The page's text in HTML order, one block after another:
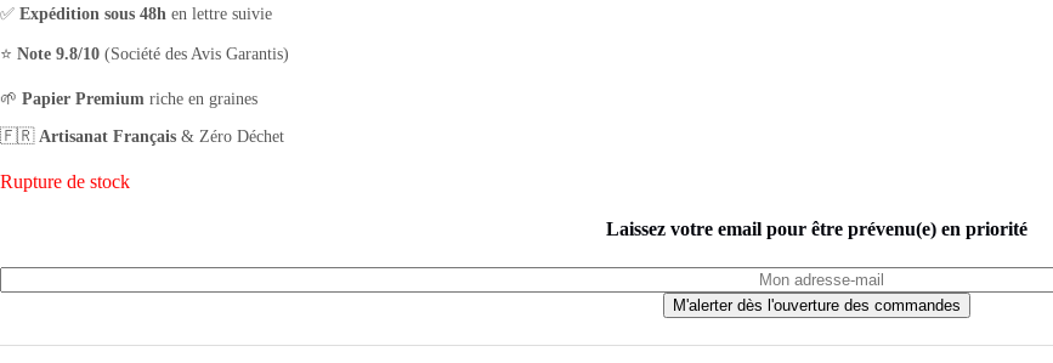
✅ Expédition sous 48h en lettre suivie
⭐ Note 9.8/10 (Société des Avis Garantis)
🌱 Papier Premium riche en graines
🇫🇷 Artisanat Français & Zéro Déchet
Rupture de stock
Laissez votre email pour être prévenu(e) en priorité
M'alerter dès l'ouverture des commandes